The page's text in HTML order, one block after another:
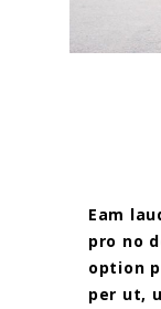
Eam
pro no
option
per ut,